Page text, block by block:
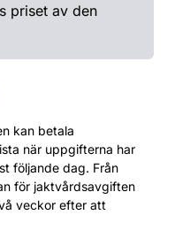
priset av den
kan betala
när uppgifterna har
följande dag. Från
för jaktvårdsavgiften
veckor efter att